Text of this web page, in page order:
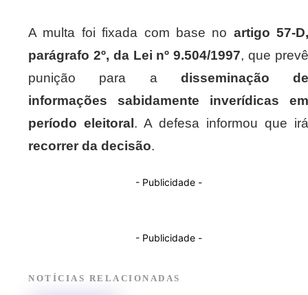
A multa foi fixada com base no artigo 57-D,
parágrafo 2º, da Lei nº 9.504/1997, que
punição para a disseminação de
informações sabidamente inverídicas em
período eleitoral . A defesa informou que irá
recorrer da decisão.
- Publicidade -
- Publicidade -
NOTÍCIAS RELACIONADAS